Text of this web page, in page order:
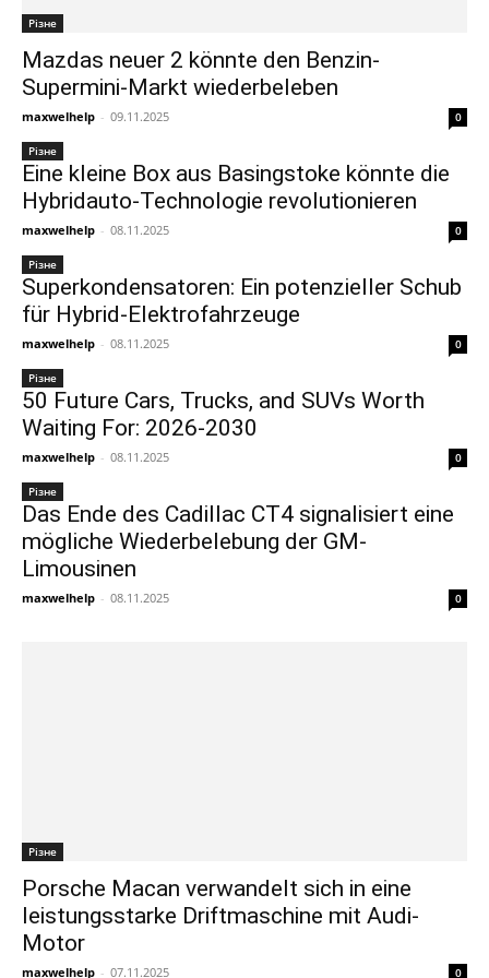
Різне
Mazdas neuer 2 könnte den Benzin-
Supermini-Markt wiederbeleben
maxwelhelp - 09.11.2025 0
Різне
Eine kleine Box aus Basingstoke könnte die
Hybridauto-Technologie revolutionieren
maxwelhelp - 08.11.2025 0
Різне
Superkondensatoren: Ein potenzieller Schub
für Hybrid-Elektrofahrzeuge
maxwelhelp - 08.11.2025 0
Різне
50 Future Cars, Trucks, and SUVs Worth
Waiting For: 2026-2030
maxwelhelp - 08.11.2025 0
Різне
Das Ende des Cadillac CT4 signalisiert eine
mögliche Wiederbelebung der GM-
Limousinen
maxwelhelp - 08.11.2025 0
Різне
Porsche Macan verwandelt sich in eine
leistungsstarke Driftmaschine mit Audi-
Motor
maxwelhelp - 07.11.2025 0